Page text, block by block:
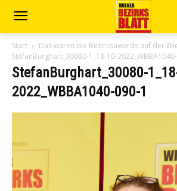
Start
Das waren die Bezirksawards auf der
StefanBurghart_30080-1_18-10-
StefanBurghart_30080-
2022_WBBA1040-090-1